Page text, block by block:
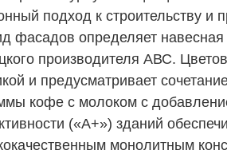
ПОКУПАТЕЛЯМ
Акции
подход к строительству и
фасадов определяет
производителя АВС.
и предусматривает
кофе с молоком с
(«А+») зданий
монолитным